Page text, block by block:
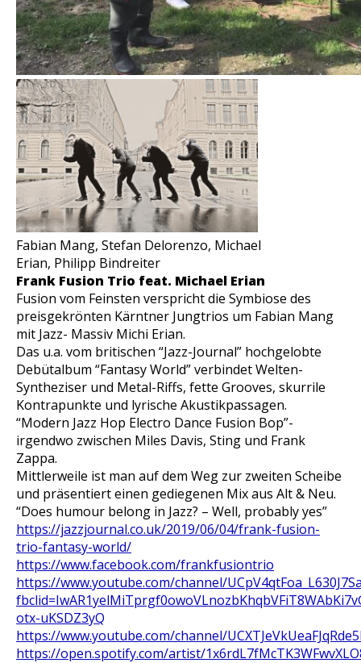
Fabian Mang, Stefan Delorenzo, Michael
Erian, Philipp Bindreiter
Frank Fusion Trio feat. Michael Erian
Fusion vom Feinsten verspricht die Symbiose des
preisgekrönten Kärntner Jungtrios um Fabian Mang
mit Jazz- Massiv Michi Erian.
Das u.a. vom britischen “Jazz-Journal” hochgelobte
Debütalbum “Fantasy World” verbindet Welten-
Syntheziser und Metal-Riffs, fette Grooves, skurrile
Kontrapunkte und lyrische Akustikpassagen.
“Modern Jazz Hop Electro Dance Fusion Bop”-
irgendwo zwischen Miles Davis, Sting und Frank
Zappa.
Mittlerweile ist man auf dem Weg zur zweiten Scheibe
und präsentiert einen gediegenen Mix aus Alt & Neu.
“Does humour belong in Jazz? – Well, probably yes”
https://jazzjournal.co.uk/2019/06/04/frank-fusion-
trio-fantasy-world/
https://www.facebook.com/frankfusiontrio
https://www.youtube.com/channel/
otx-uKSDZ3yQ
https://www.youtube.com/channel/
https://open.spotify.com/artist/